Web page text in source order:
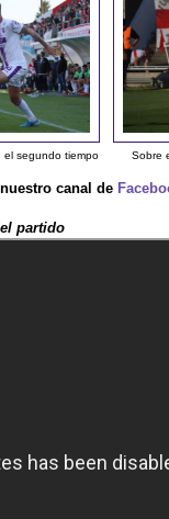
el segundo tiempo Sobre
canal de
partido